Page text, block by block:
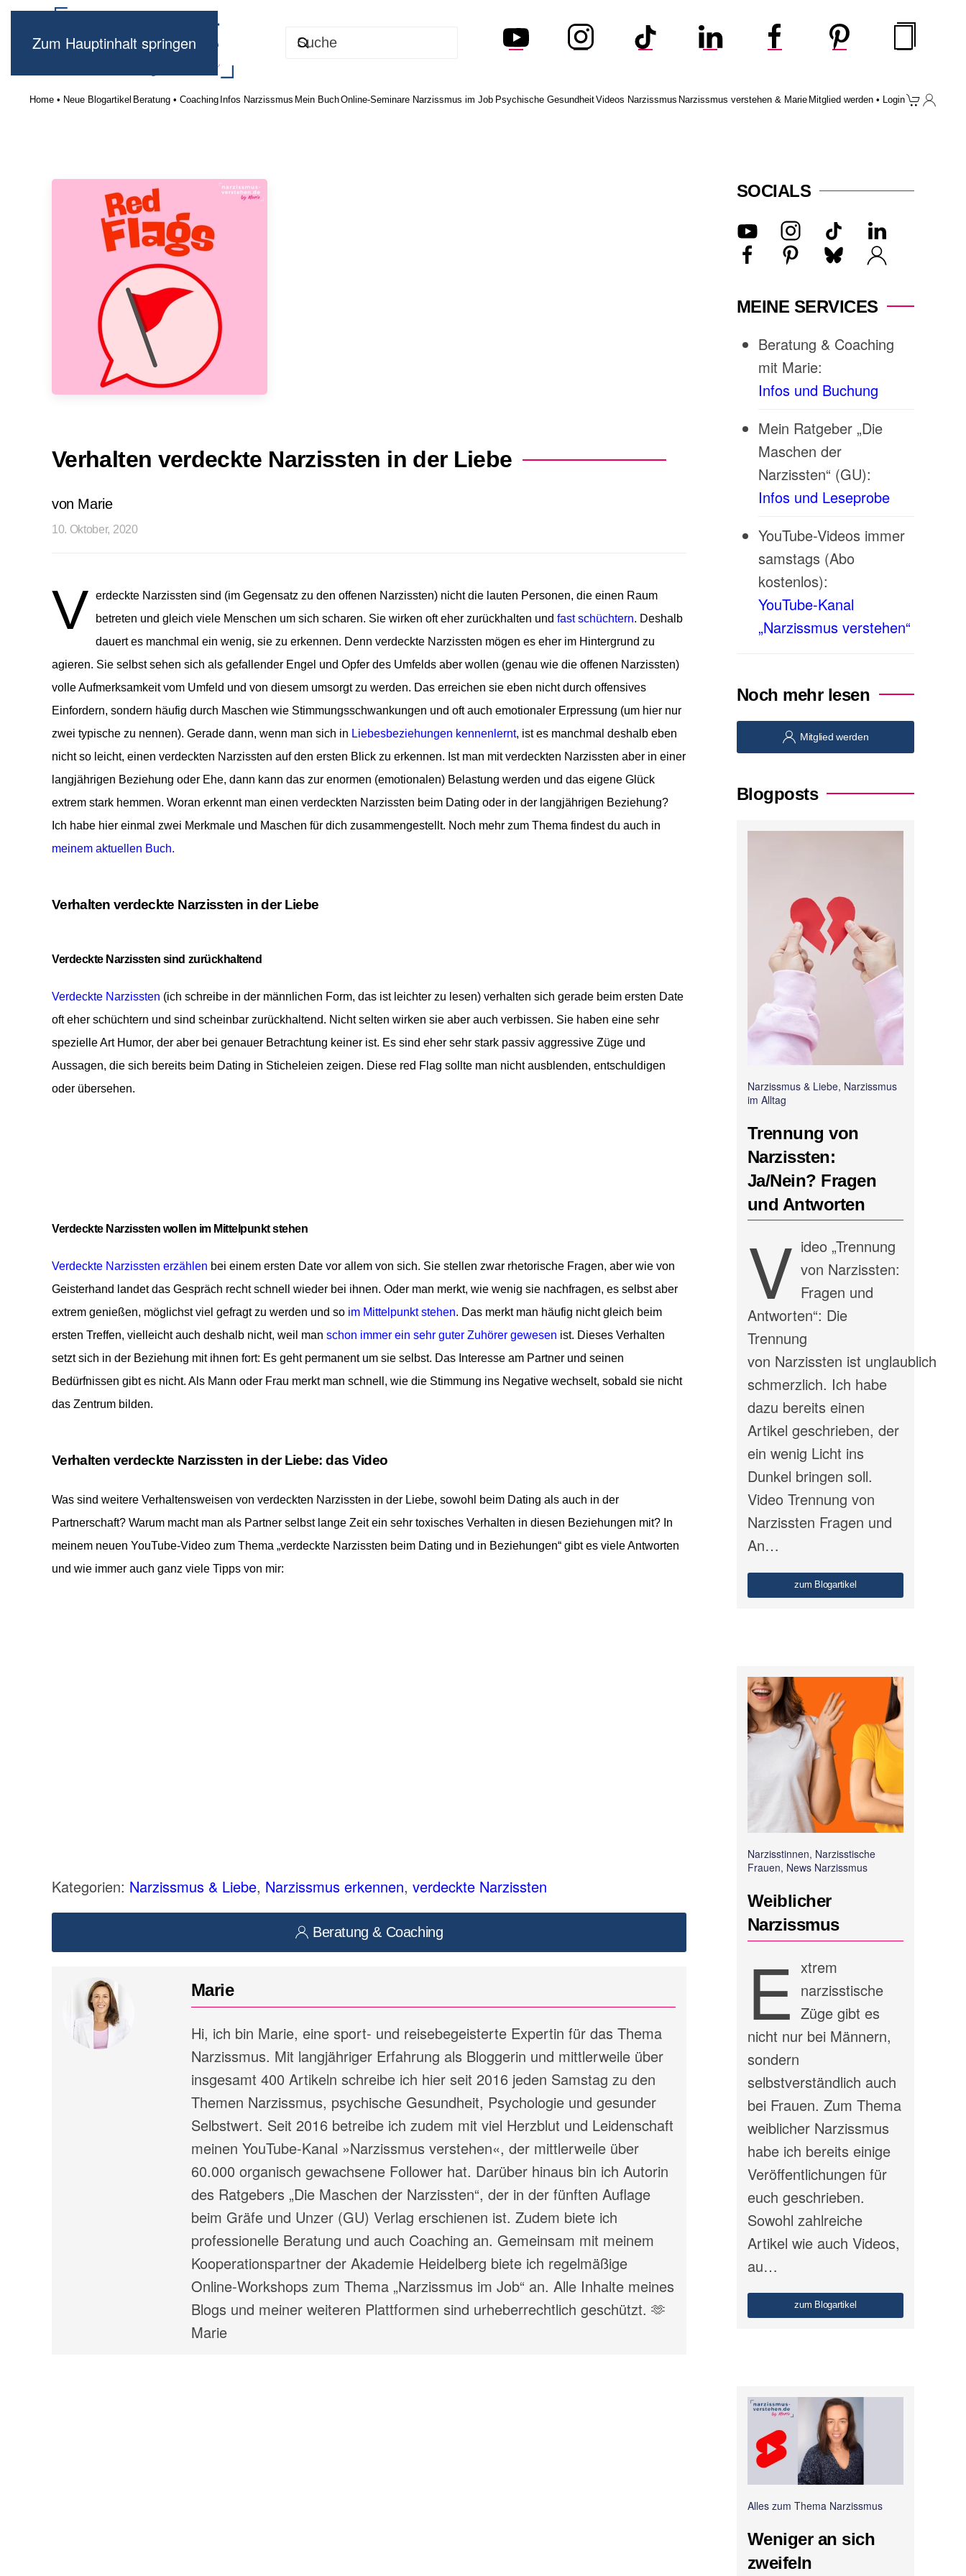
Zum Hauptinhalt springen
Home • Neue Blogartikel Beratung • Coaching Infos Narzissmus Mein BuchOnline-Seminare Narzissmus im Job Psychische GesundheitVideos Narzissmus Narzissmus verstehen & Marie Mitglied werden • Login
Verhalten verdeckte Narzissten in der Liebe
von Marie
10. Oktober, 2020
V erdeckte Narzissten sind (im Gegensatz zu den offenen Narzissten) nicht die lauten Personen, die einen Raum
betreten und gleich viele Menschen um sich scharen. Sie wirken oft eher zurückhalten und fast schüchtern. Deshalb
dauert es manchmal ein wenig, sie zu erkennen. Denn verdeckte Narzissten mögen es eher im Hintergrund zu
agieren. Sie selbst sehen sich als gefallender Engel und Opfer des Umfelds aber wollen (genau wie die offenen Narzissten)
volle Aufmerksamkeit vom Umfeld und von diesem umsorgt zu werden. Das erreichen sie eben nicht durch offensives
Einfordern, sondern häufig durch Maschen wie Stimmungsschwankungen und oft auch emotionaler Erpressung (um hier nur
zwei typische zu nennen). Gerade dann, wenn man sich in Liebesbeziehungen kennenlernt, ist es manchmal deshalb eben
nicht so leicht, einen verdeckten Narzissten auf den ersten Blick zu erkennen. Ist man mit verdeckten Narzissten aber in einer
langjährigen Beziehung oder Ehe, dann kann das zur enormen (emotionalen) Belastung werden und das eigene Glück
extrem stark hemmen. Woran erkennt man einen verdeckten Narzissten beim Dating oder in der langjährigen Beziehung?
Ich habe hier einmal zwei Merkmale und Maschen für dich zusammengestellt. Noch mehr zum Thema findest du auch in
meinem aktuellen Buch.
Verhalten verdeckte Narzissten in der Liebe
Verdeckte Narzissten sind zurückhaltend
Verdeckte Narzissten (ich schreibe in der männlichen Form, das ist leichter zu lesen) verhalten sich gerade beim ersten Date
oft eher schüchtern und sind scheinbar zurückhaltend. Nichtselten wirken sie aber auch verbissen. Sie haben eine sehr
spezielle Art Humor, der aber bei genauer Betrachtung keiner ist. Es sind eher sehr stark passiv aggressive Züge und
Aussagen, die sich bereits beim Dating in Sticheleien zeigen. Diese red Flag sollte man nicht ausblenden, entschuldigen
oder übersehen.
Verdeckte Narzissten wollen im Mittelpunkt stehen
Verdeckte Narzissten erzählen bei einem ersten Date vor allem von sich. Sie stellen zwar rhetorische Fragen, aber wie von
Geisterhand landet das Gespräch recht schnell wieder bei ihnen. Oder man merkt, wie wenig sie nachfragen, es selbst aber
extrem genießen, möglichst viel gefragt zu werden und so im Mittelpunkt stehen. Das merkt man häufig nicht gleich beim
ersten Treffen, vielleicht auch deshalb nicht, weil man schon immer ein sehr guter Zuhörer gewesen ist. Dieses Verhalten
setzt sich in der Beziehung mit ihnen fort: Es geht permanent um sie selbst. Das Interesse am Partner und seinen
Bedürfnissen gibt es nicht. Als Mann oder Frau merkt man schnell, wie die Stimmung ins Negative wechselt, sobald sie nicht
das Zentrum bilden.
Verhalten verdeckte Narzissten in der Liebe: das Video
Was sind weitere Verhaltensweisen von verdeckten Narzissten in der Liebe, sowohl beim Dating als auch in der
Partnerschaft? Warum macht man als Partner selbst lange Zeit ein sehr toxisches Verhalten in diesen Beziehungen mit? In
meinem neuen YouTube-Video zum Thema „verdeckte Narzissten beim Dating und in Beziehungen“ gibt es viele Antworten
und wie immer auch ganz viele Tipps von mir:
Kategorien: Narzissmus & Liebe, Narzissmus erkennen, verdeckte Narzissten
Beratung & Coaching
Marie
Hi, ich bin Marie, eine sport- und reisebegeisterte Expertin für das Thema
Narzissmus. Mit langjähriger Erfahrung als Bloggerin und mittlerweile über
insgesamt 400 Artikeln schreibe ich hier seit 2016 jeden Samstag zu den
Themen Narzissmus, psychische Gesundheit, Psychologie und gesunder
Selbstwert. Seit 2016 betreibe ich zudem mit viel Herzblut und Leidenschaft
meinen YouTube-Kanal »Narzissmus verstehen«, der mittlerweile über
60.000 organisch gewachsene Follower hat. Darüber hinaus bin ich Autorin
des Ratgebers „Die Maschen der Narzissten“, der in der fünften Auflage
beim Gräfe und Unzer (GU) Verlag erschienen ist. Zudem biete ich
professionelle Beratung und auch Coaching an. Gemeinsam mit meinem
Kooperationspartner der Akademie Heidelberg biete ich regelmäßige
Online-Workshops zum Thema „Narzissmus im Job“ an. Alle Inhalte meines
Blogs und meiner weiteren Plattformen sind urheberrechtlich geschützt. 🫶
Marie
SOCIALS
MEINE SERVICES
Beratung & Coaching
mit Marie:
Infos und Buchung
Mein Ratgeber „Die
Maschen der
Narzissten“ (GU):
Infos und Leseprobe
YouTube-Videos immer
samstags (Abo
kostenlos):
YouTube-Kanal
„Narzissmus verstehen“
Noch mehr lesen
Mitglied werden
Blogposts
Narzissmus & Liebe, Narzissmus
im Alltag
Trennung von
Narzissten:
Ja/Nein? Fragen
und Antworten
V ideo „Trennung
von Narzissten:
Fragen und
Antworten“: Die
Trennung
von Narzissten ist unglaublich
schmerzlich. Ich habe
dazu bereits einen
Artikel geschrieben, der
ein wenig Licht ins
Dunkel bringen soll.
Video Trennung von
Narzissten Fragen und
An…
zum Blogartikel
Narzisstinnen, Narzisstische
Frauen, News Narzissmus
Weiblicher
Narzissmus
E xtrem
narzisstische
Züge gibt es
nicht nur bei Männern,
sondern
selbstverständlich auch
bei Frauen. Zum Thema
weiblicher Narzissmus
habe ich bereits einige
Veröffentlichungen für
euch geschrieben.
Sowohl zahlreiche
Artikel wie auch Videos,
au…
zum Blogartikel
Alles zum Thema Narzissmus
Weniger an sich
zweifeln